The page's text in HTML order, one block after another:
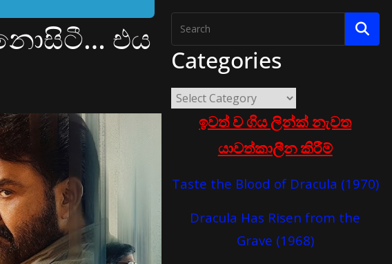
නොසිටී… එය
Categories
ඉවත් ව ගිය ලින්ක් නැවත
යාවත්කාලීන කිරීම්
Taste the Blood of Dracula (1970)
Dracula Has Risen from the
Grave (1968)